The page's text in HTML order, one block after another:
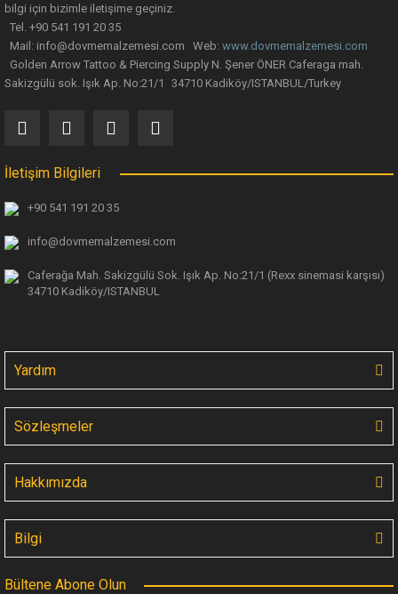
bilgi için bizimle iletişime geçiniz.
Tel. +90 541 191 20 35
Mail: info@dovmemalzemesi.com Web: www.dovmemalzemesi.com
Golden Arrow Tattoo & Piercing Supply N. Şener ÖNER Caferaga mah.
Sakizgülü sok. Işık Ap. No:21/1 34710 Kadiköy/ISTANBUL/Turkey
İletişim Bilgileri
+90 541 191 20 35
info@dovmemalzemesi.com
Caferağa Mah. Sakizgülü Sok. Işık Ap. No:21/1 (Rexx sinemasi karşısı)
34710 Kadiköy/ISTANBUL
Yardım
Sözleşmeler
Hakkımızda
Bilgi
Bültene Abone Olun